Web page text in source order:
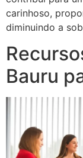
carinhoso,
diminuindo a
Bauru